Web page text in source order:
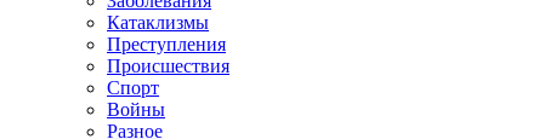
Катаклизмы
Преступления
Происшествия
Спорт
Войны
Разное